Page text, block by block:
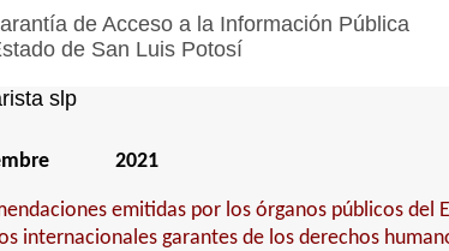
de Acceso a la Información Pública
de San Luis Potosí
slp
2021
emitidas por los órganos públicos del
internacionales garantes de los derechos